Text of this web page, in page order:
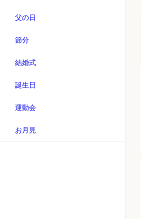
父の日
節分
結婚式
誕生日
運動会
お月見